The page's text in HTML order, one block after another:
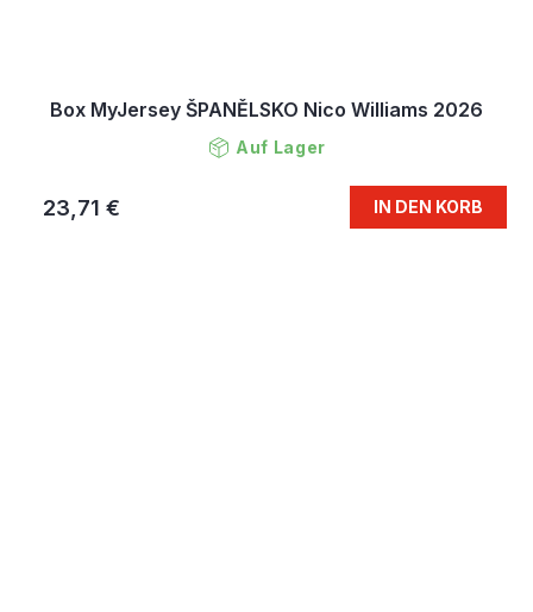
Box MyJersey ŠPANĚLSKO Nico Williams 2026
Auf Lager
23,71 € IN DEN KORB